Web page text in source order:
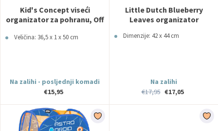
Kid's Concept viseći
organizator za pohranu, Off
Veličina: 36,5 x 1 x 50 cm
Na zalihi - posljednji komadi
€15,95
Little Dutch Blueberry
Leaves organizator
Dimenzije: 42 x 44 cm
Na zalihi
€17,95 €17,05